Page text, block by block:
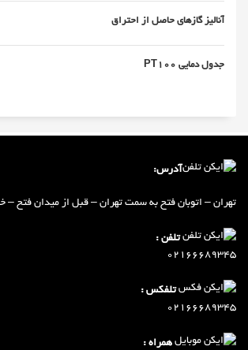
آنالیز گازهای حاصل از احتراق
جدول دمایی PT100
آدرس:
تهران – اتوبان فتح به سمت تهران – قبل از میدان فتح –
تلفن :
02166689345
تلفکس :
02166689345
همراه :